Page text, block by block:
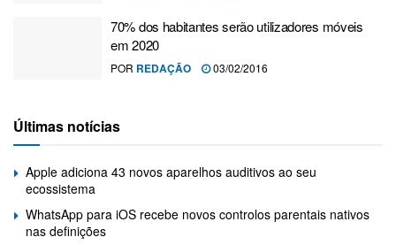
70% dos habitantes serão utilizadores móveis
em 2020
POR REDAÇÃO 03/02/2016
Últimas notícias
Apple adiciona 43 novos aparelhos auditivos ao seu
ecossistema
WhatsApp para iOS recebe novos controlos parentais nativos
nas definições